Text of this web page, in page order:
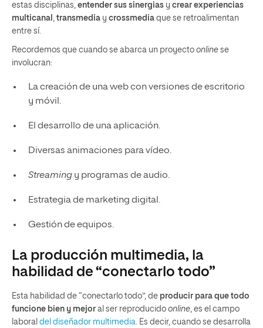
estas disciplinas, entender sus sinergias y crear experiencias
multicanal
transmedia y crossmedia que se retroalimentan
entre sí.
Recordemos que cuando se abarca un proyecto online se
involucran:
La creación de una web con versiones de escritorio
y móvil.
El desarrollo de una aplicación.
Diversas animaciones para vídeo.
Streamingy programas de audio.
Estrategia de marketing digital.
Gestión de equipos.
La producción multimedia, la
habilidad de “conectarlo todo”
Esta habilidad de “conectarlo todo”, de producir para que todo
funcione bien y mejor al ser reproducido online , es el campo
laboral del diseñador multimedia . Es decir, cuando se desarrolla